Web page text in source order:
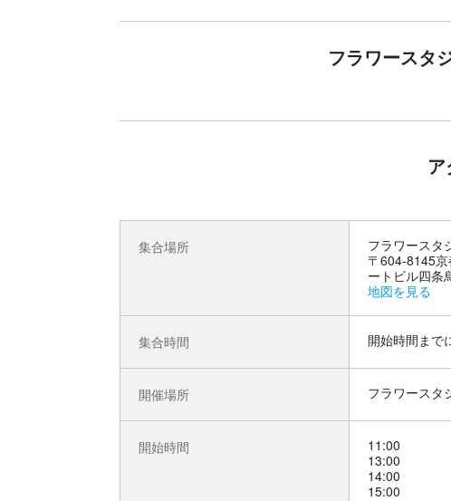
フラワースタ
集合場所
フラワース
〒604-8145
ートビル四条
地図を見る
集合時間 開始時間まで
開催場所 フラワース
開始時間
11:00
13:00
14:00
15:00